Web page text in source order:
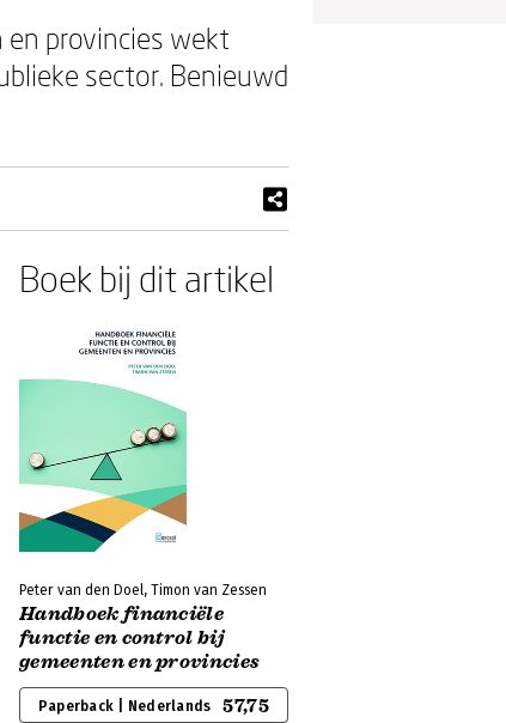
provincies wekt
sector. Benieuwd
Boek bij dit artikel
Peter van den Doel, Timon van Zessen
Handboek financiële
functie en control bij
gemeenten en provincies
Paperback | Nederlands 57,75